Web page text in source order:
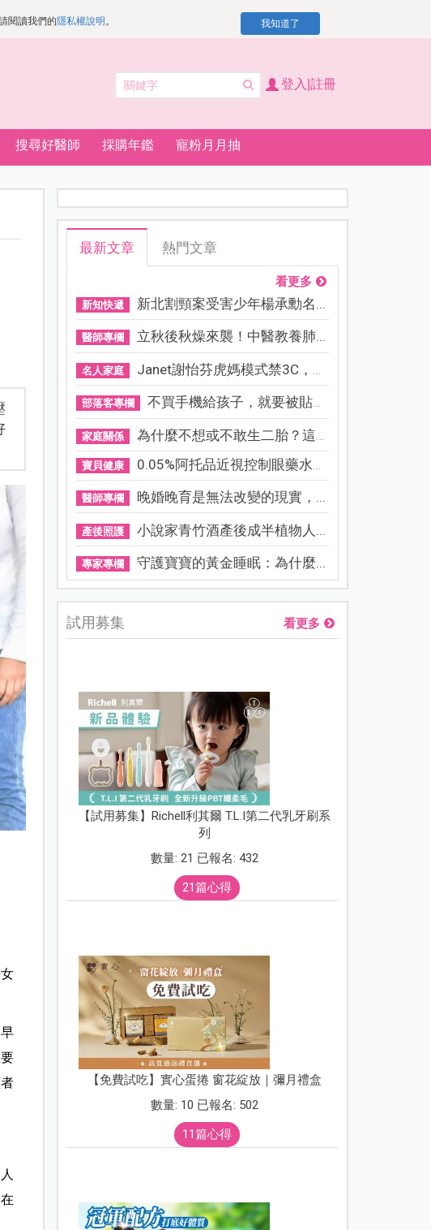
閱讀我們的隱私權說明 。 我知道了
登入|註冊
搜尋好醫師 採購年鑑 寵粉月月抽
最新文章 熱門文章
看更多
新知快遞 新北割頸案受害少年楊承勳名...
醫師專欄 立秋後秋燥來襲！中醫教養肺...
名人家庭 Janet謝怡芬虎媽模式禁3C，看...
部落客專欄 不買手機給孩子，就要被貼「...
家庭關係 為什麼不想或不敢生二胎？這8...
寶貝健康 0.05%阿托品近視控制眼藥水納...
醫師專欄 晚婚晚育是無法改變的現實，...
產後照護 小說家青竹酒產後成半植物人...
專家專欄 守護寶寶的黃金睡眠：為什麼...
試用募集 看更多
【試用募集】Richell利其爾 T.L.I第二代乳牙刷系
列
數量: 21 已報名: 432
21篇心得
【免費試吃】實心蛋捲 窗花綻放｜彌月禮盒
數量: 10 已報名: 502
11篇心得